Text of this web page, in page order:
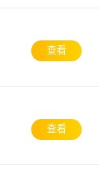
查看
查看